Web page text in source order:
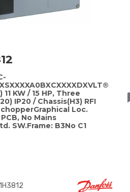
11 KW / 15 HP, Three
IP20 / Chassis(H3) RFI
chopperGraphical Loc.
No Mains
SW.Frame: B3No C1